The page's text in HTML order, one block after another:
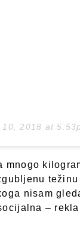
10, 2018 at
težinu
nisam
–